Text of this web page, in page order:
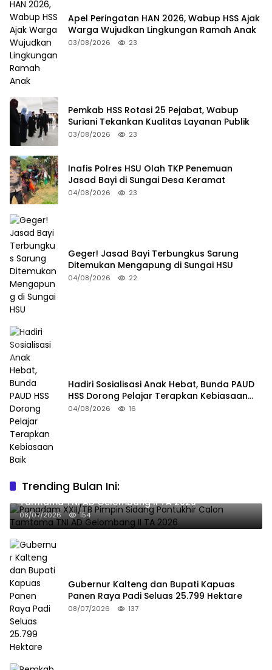
Apel Peringatan HAN 2026, Wabup HSS Ajak
Warga Wujudkan Lingkungan Ramah Anak
03/08/2026 23
Pemkab HSS Rotasi 25 Pejabat, Wabup
Suriani Tekankan Kualitas Layanan Publik
03/08/2026 23
Inafis Polres HSU Olah TKP Penemuan
Jasad Bayi di Sungai Desa Keramat
04/08/2026 23
Geger! Jasad Bayi Terbungkus Sarung
Ditemukan Mengapung di Sungai HSU
04/08/2026 22
Hadiri Sosialisasi Anak Hebat, Bunda PAUD
HSS Dorong Pelajar Terapkan Kebiasaan
Baik
04/08/2026 16
Trending Bulan Ini:
Pangdam XXII/TB Pimpin Sidang Pantukhir Calon
Tamtama TNI AD Gelombang II TA 2026
08/07/2026 154
Gubernur Kalteng dan Bupati Kapuas
Panen Raya Padi Seluas 25.799 Hektare
08/07/2026 137